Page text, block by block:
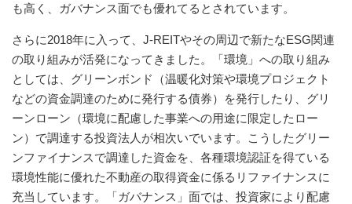
も高く、ガバナンス面でも優れてるとされています。
さらに2018年に入って、J-REITやその周辺で新たなESG関連
の取り組みが活発になってきました。「環境」への取り組み
としては、グリーンボンド（温暖化対策や環境プロジェクト
などの資金調達のために発行する債券）を発行したり、グリ
ーンローン（環境に配慮した事業への用途に限定したロー
ン）で調達する投資法人が相次いでいます。こうしたグリー
ンファイナンスで調達した資金を、各種環境認証を得ている
環境性能に優れた不動産の取得資金に係るリファイナンスに
充当しています。「ガバナンス」面では、投資家により配慮